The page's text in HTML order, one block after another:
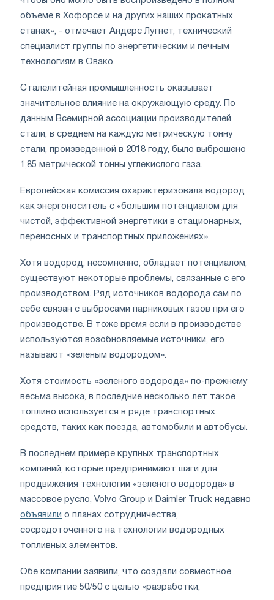
объеме в Хофорсе и на других наших прокатных
станах», - отмечает Андерс Лугнет, технический
специалист группы по энергетическим и печным
технологиям в Овако.
Сталелитейная промышленность оказывает
значительное влияние на окружающую среду. По
данным Всемирной ассоциации производителей
стали, в среднем на каждую метрическую тонну
стали, произведенной в 2018 году, было выброшено
1,85 метрической тонны углекислого газа.
Европейская комиссия охарактеризовала водород
как энергоноситель с «большим потенциалом для
чистой, эффективной энергетики в стационарных,
переносных и транспортных приложениях».
Хотя водород, несомненно, обладает потенциалом,
существуют некоторые проблемы, связанные с его
производством. Ряд источников водорода сам по
себе связан с выбросами парниковых газов при его
производстве. В тоже время если в производстве
используются возобновляемые источники, его
называют «зеленым водородом».
Хотя стоимость «зеленого водорода» по-прежнему
весьма высока, в последние несколько лет такое
топливо используется в ряде транспортных
средств, таких как поезда, автомобили и автобусы.
В последнем примере крупных транспортных
компаний, которые предпринимают шаги для
продвижения технологии «зеленого водорода» в
массовое русло, Volvo Group и Daimler Truck недавно
объявили о планах сотрудничества,
сосредоточенного на технологии водородных
топливных элементов.
Обе компании заявили, что создали совместное
предприятие 50/50 с целью «разработки,